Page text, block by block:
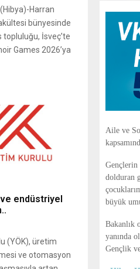
Aile ve
Gençlerin
dolduran
büyük
Bakanlık
yanında
Gençlik
Harran
bünyesinde
topluluğu, İsveç’te
Games 2026’ya
ve endüstriyel
(YÖK), üretim
ve otomasyon